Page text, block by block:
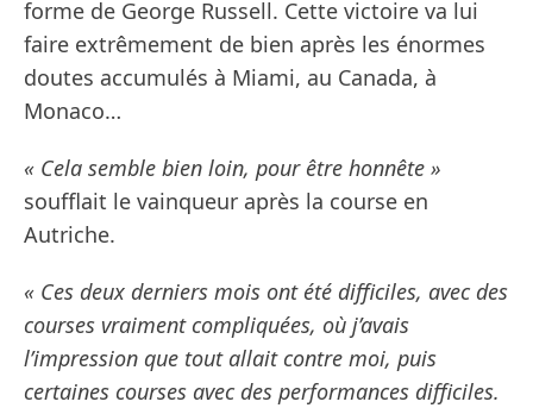
forme de George Russell. Cette victoire va lui
faire extrêmement de bien après les énormes
doutes accumulés à Miami, au Canada, à
Monaco…
« Cela semble bien loin, pour être honnête »
soufflait le vainqueur après la course en
Autriche.
« Ces deux derniers mois ont été difficiles, avec des
courses vraiment compliquées, où j’avais
l’impression que tout allait contre moi, puis
certaines courses avec des performances difficiles.